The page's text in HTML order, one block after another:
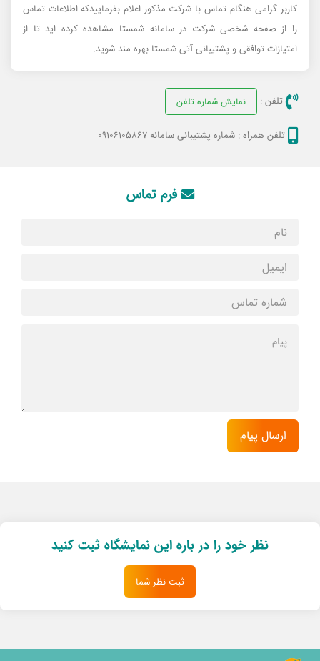
کاربر گرامی هنگام تماس با شرکت مذکور اعلام بفرماییدکه اطلاعات تماس
را از صفحه شخصی شرکت در سامانه شمستا مشاهده کرده اید تا از
امتیازات توافقی و پشتیبانی آتی شمستا بهره مند شوید.
تلفن : نمایش شماره تلفن
تلفن همراه : شماره پشتیبانی سامانه 09106105867
فرم تماس
نظر خود را در باره این نمایشگاه ثبت کنید
ثبت نظر شما